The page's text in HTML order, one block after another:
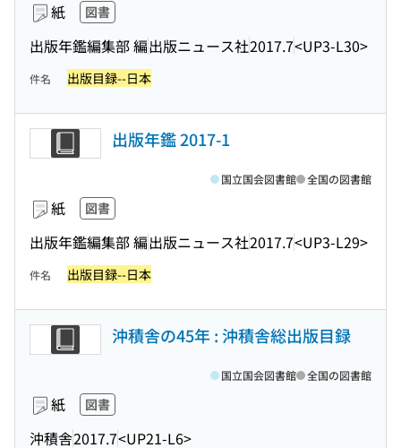
紙 図書
出版年鑑編集部 編出版ニュース社2017.7<UP3-L30>
件名 出版目録--日本
出版年鑑 2017-1
紙 図書
出版年鑑編集部 編出版ニュース社2017.7<UP3-L29>
国立国会図書館 全国の図書館
件名 出版目録--日本
沖積舎の45年 : 沖積舎総出版目録
紙 図書
沖積舎2017.7<UP21-L6>
国立国会図書館 全国の図書館